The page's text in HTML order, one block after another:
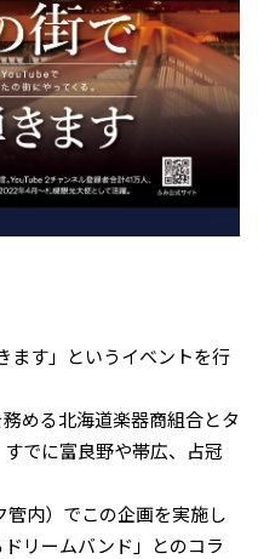
ます」というイベントを行
める北海道楽器商組合とタ
でに富良野や帯広、占冠
内）でこの企画を実施し
リームバンド」とのコラ